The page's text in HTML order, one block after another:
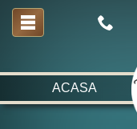
ACASA